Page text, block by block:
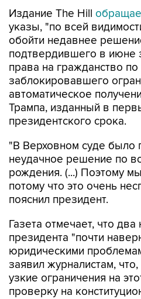
Издание The Hill
указы, "по всей
обойти недавнее
подтвердившего в июне
права на гражданство
заблокировавшего
автоматическое
Трампа, изданный в
президентского срока.
"В Верховном суде было
неудачное решение по
рождения. (...) Поэтому
потому что это очень
пояснил президент.
Газета отмечает, что
президента "почти
юридическими
заявил журналистам,
узкие ограничения на
проверку на